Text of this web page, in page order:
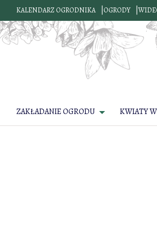
KALENDARZ OGRODNIKA OGRODY
ZAKŁADANIE OGRODU KWIATY